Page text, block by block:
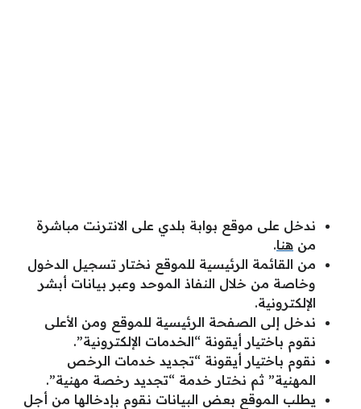
ندخل على موقع بوابة بلدي على الانترنت مباشرة
من هنا.
من القائمة الرئيسية للموقع نختار تسجيل الدخول
وخاصة من خلال النفاذ الموحد وعبر بيانات أبشر
الإلكترونية.
ندخل إلى الصفحة الرئيسية للموقع ومن الأعلى
نقوم باختيار أيقونة “الخدمات الإلكترونية”.
نقوم باختيار أيقونة “تجديد خدمات الرخص
المهنية” ثم نختار خدمة “تجديد رخصة مهنية”.
يطلب الموقع بعض البيانات نقوم بإدخالها من أجل